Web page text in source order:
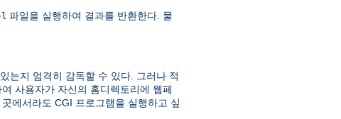
파일을 실행하여 결과를 반환한다. 물
는지 엄격히 감독할 수 있다. 그러나 적
사용자가 자신의 홈디렉토리에 웹페
에서라도 CGI 프로그램을 실행하고 싶